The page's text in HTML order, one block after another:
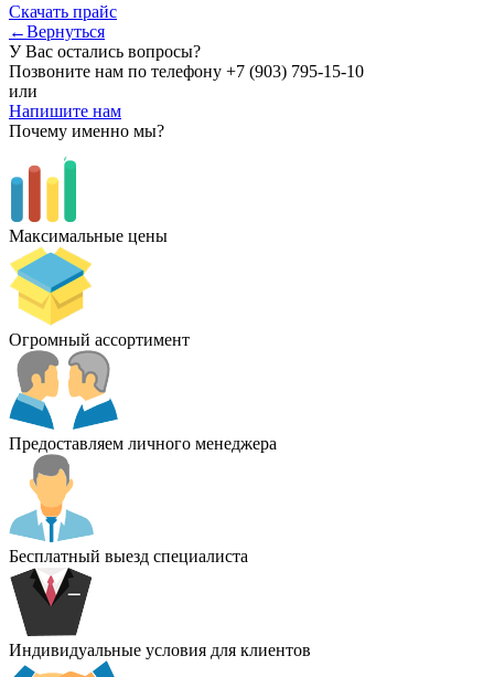
Скачать прайс
←Вернуться
У Вас остались вопросы?
Позвоните нам по телефону +7 (903) 795-15-10
или
Напишите нам
Почему именно мы?
Максимальные цены
Огромный ассортимент
Предоставляем личного менеджера
Бесплатный выезд специалиста
Индивидуальные условия для клиентов